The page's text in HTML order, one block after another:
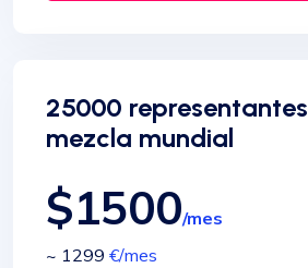
25000 representantes
mezcla mundial
$1500/mes
~ 1299 €/mes